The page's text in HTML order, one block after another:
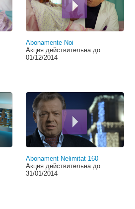
Abonamente Noi
Акция действительна до
01/12/2014
Abonament Nelimitat 160
Акция действительна до
31/01/2014